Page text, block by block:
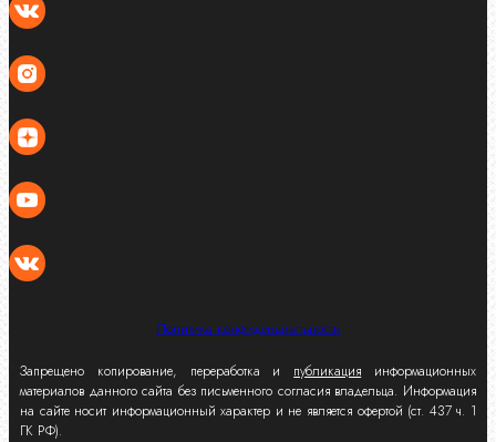
Политика конфиденциальности
Запрещено копирование, переработка и публикация информационных
материалов данного сайта без письменного согласия владельца. Информация
на сайте носит информационный характер и не является офертой (ст. 437 ч. 1
ГК РФ).